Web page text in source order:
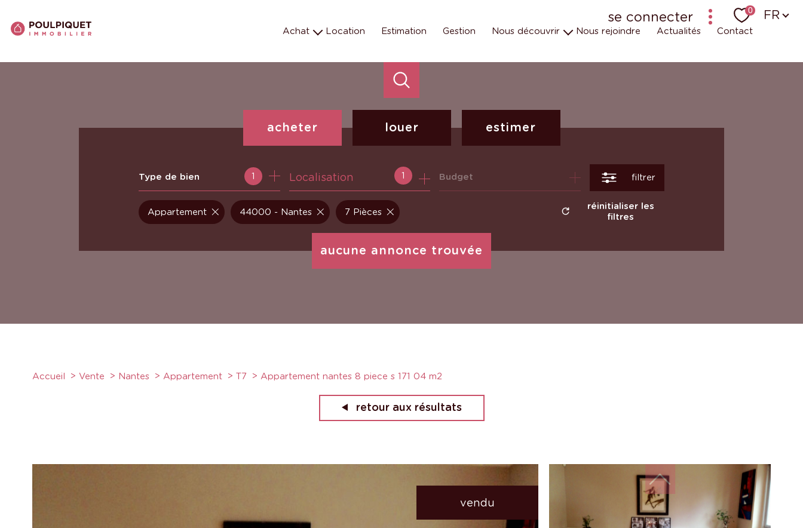
se connecter 0 Langue
FR
Achat
Programmes neufs
Location Estimation Gestion Nous découvrir Nous rejoindre Actualités Contact
acheter
de l'ancien
louer
à l'année
estimer
Type de bien 1 1
Localisation Budget filtrer
aucune annonce trouvée
Appartement 44000 - Nantes 7 Pièces
réinitialiser les
filtres
Accueil Vente Nantes Appartement T7 Appartement nantes 8 piece s 171 04 m2
retour aux résultats
vendu